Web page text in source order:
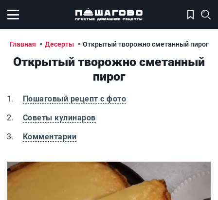
Открыть меню
Главная Десерты Открытый творожно сметанный пирог
Открытый творожно сметанный
пирог
Пошаговый рецепт с фото
Советы кулинаров
Комментарии
Открытый творожно сметанный пирог